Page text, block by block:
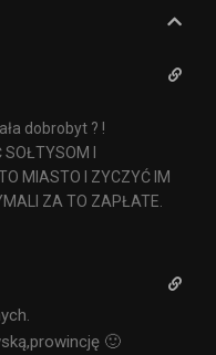
dobrobyt ? !
I
MIASTO I ZYCZYĆ IM
ZA TO ZAPŁATE.
🙂